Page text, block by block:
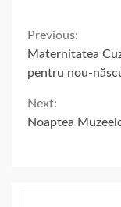
Continue
Reading
Previous:
Maternitatea
pentru nou-
Next:
Noaptea